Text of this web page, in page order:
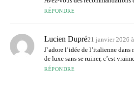
RÉPONDRE
Lucien Dupré21 janvier 2026
J’adore l’idée de l’italienne
de luxe sans se ruiner, c’est
RÉPONDRE